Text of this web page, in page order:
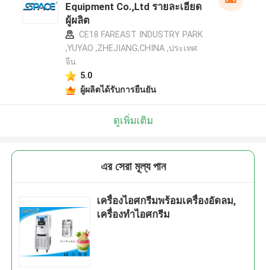
Equipment Co.,Ltd รายละเอียด
ผู้ผลิต
CE18 FAREAST INDUSTRY PARK
,YUYAO ,ZHEJIANG,CHINA ,ประเทศ
จีน
5.0
ผู้ผลิตได้รับการยืนยัน
ดูเพิ่มเติม
এর সেরা মূল্য পান
เครื่องไอศกรีมพร้อมเครื่องอัดลม,
เครื่องทำไอศกรีม